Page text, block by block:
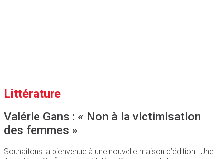
Littérature
Valérie Gans : « Non à la victimisation
des femmes »
Souhaitons la bienvenue à une nouvelle maison d’édition : Une